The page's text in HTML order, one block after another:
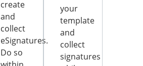
create
and
collect
eSignatures.
Do so
your
template
and
collect
signatures